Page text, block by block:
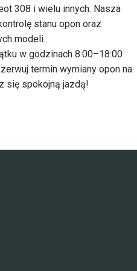
308 i wielu innych. Nasza
stanu opon oraz
modeli.
w godzinach 8:00–18:00
termin wymiany opon na
się spokojną jazdą!